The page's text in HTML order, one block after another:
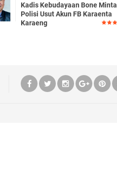
Kadis Kebudayaan Bone Minta
Polisi Usut Akun FB Karaenta
Karaeng